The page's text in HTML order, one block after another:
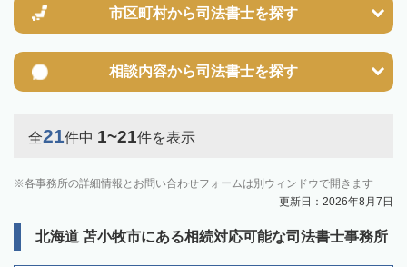
市区町村から司法書士を探す
相談内容から司法書士を探す
全21件中 1~21件を表示
各事務所の詳細情報とお問い合わせフォームは別ウィンドウで開きます
更新日：2026年8月7日
北海道 苫小牧市にある相続対応可能な司法書士事務所